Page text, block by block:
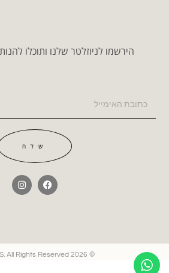
הירשמו לניוזלטר שלנו ותוכלו
שלח
© 2026 MEYERS. All Rights Reserved